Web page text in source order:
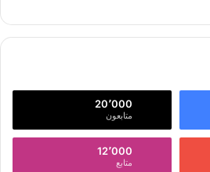
20٬000
متابعون
12٬000
متابع